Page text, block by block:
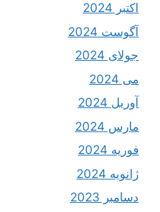
اکتبر 2024
آگوست 2024
جولای 2024
می 2024
آوریل 2024
مارس 2024
فوریه 2024
ژانویه 2024
دسامبر 2023